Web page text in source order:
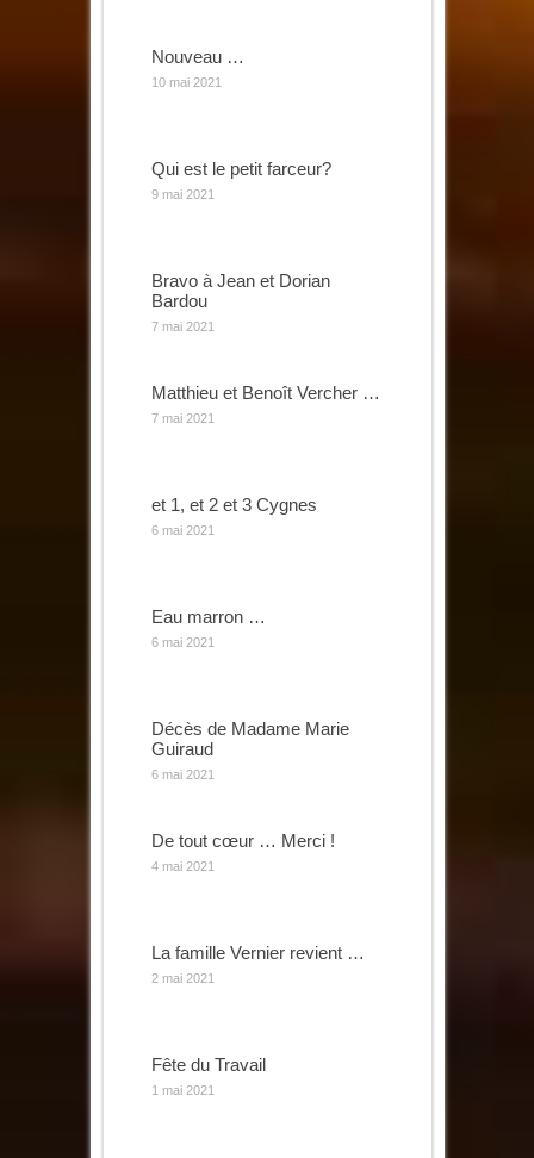
Nouveau …
10 mai 2021
Qui est le petit farceur?
9 mai 2021
Bravo à Jean et Dorian
Bardou
7 mai 2021
Matthieu et Benoît Vercher …
7 mai 2021
et 1, et 2 et 3 Cygnes
6 mai 2021
Eau marron …
6 mai 2021
Décès de Madame Marie
Guiraud
6 mai 2021
De tout cœur … Merci !
4 mai 2021
La famille Vernier revient …
2 mai 2021
Fête du Travail
1 mai 2021